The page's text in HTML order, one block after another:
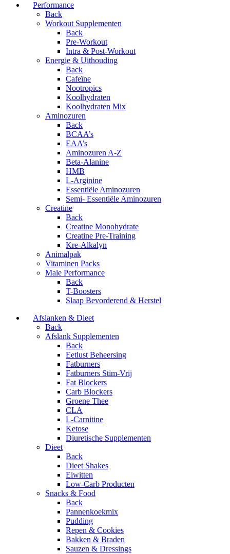
Performance
Back
Workout Supplementen
Back
Pre-Workout
Intra & Post-Workout
Energie & Uithouding
Back
Cafeïne
Nootropics
Koolhydraten
Koolhydraten Mix
Aminozuren
Back
BCAA’s
EAA’s
Aminozuren A-Z
Beta-Alanine
HMB
L-Arginine
Essentiële Aminozuren
Semi- Essentiële Aminozuren
Creatine
Back
Creatine Monohydrate
Creatine Pre-Training
Kre-Alkalyn
Animalpak
Vitaminen Packs
Male Performance
Back
T-Boosters
Slaap Bevorderend & Herstel
Afslanken & Dieet
Back
Afslank Supplementen
Back
Eetlust Beheersing
Fatburners
Fatburners Stim-Vrij
Fat Blockers
Carb Blockers
Groene Thee
CLA
L-Carnitine
Ketose
Diuretische Supplementen
Dieet
Back
Dieet Shakes
Eiwitten
Low-Carb Producten
Snacks & Food
Back
Pannenkoekmix
Pudding
Repen & Cookies
Bakken & Braden
Sauzen & Dressings